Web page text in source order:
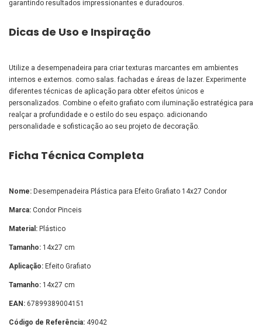
garantindo resultados impressionantes e duradouros.
Dicas de Uso e Inspiração
Utilize a desempenadeira para criar texturas marcantes em ambientes
internos e externos. como salas. fachadas e áreas de lazer. Experimente
diferentes técnicas de aplicação para obter efeitos únicos e
personalizados. Combine o efeito grafiato com iluminação estratégica para
realçar a profundidade e o estilo do seu espaço. adicionando
personalidade e sofisticação ao seu projeto de decoração.
Ficha Técnica Completa
Nome: Desempenadeira Plástica para Efeito Grafiato 14x27 Condor
Marca: Condor Pinceis
Material: Plástico
Tamanho: 14x27 cm
Aplicação: Efeito Grafiato
Tamanho: 14x27 cm
EAN: 67899389004151
Código de Referência: 49042